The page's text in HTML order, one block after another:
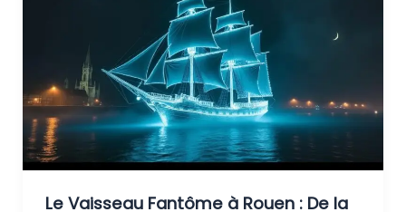
Le Vaisseau Fantôme à Rouen : De la